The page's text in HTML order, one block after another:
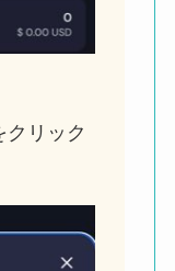
クリック